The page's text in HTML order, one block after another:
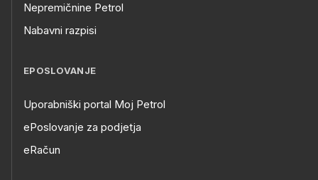
Nepremičnine Petrol
Nabavni razpisi
EPOSLOVANJE
Uporabniški portal Moj Petrol
ePoslovanje za podjetja
eRačun